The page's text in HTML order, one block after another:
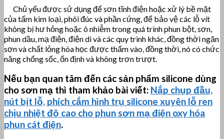
Chủ yếu được sử dụng để sơn tĩnh điện hoặc xử lý bề mặt
của tấm kim loại, phôi đúc và phần cứng, để bảo vệ các lỗ vít
không bị hư hỏng hoặc ô nhiễm trong quá trình phun bột, sơn,
phun dầu, mạ điện, điện di và các quy trình khác, đồng thời ngăn
sơn và chất lỏng hóa học được thấm vào, đồng thời, nó có chức
năng chống sốc, ổn định và không trơn trượt.
Nếu bạn quan tâm đến các sản phẩm silicone dùng
cho sơn mạ thì tham khảo bài viết: Nắp chụp đầu,
nút bịt lỗ, phích cắm hình trụ silicone xuyên lỗ ren
chịu nhiệt độ cao cho phun sơn mạ điện oxy hóa
phun cát điện.